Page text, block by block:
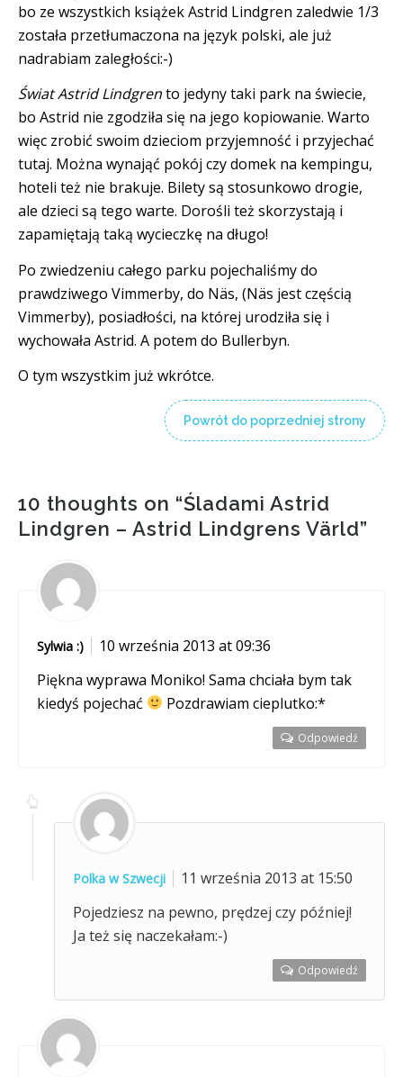
bo ze wszystkich książek Astrid Lindgren zaledwie 1/3
została przetłumaczona na język polski, ale już
nadrabiam zaległości:-)
Świat Astrid Lindgrento jedyny taki park na świecie,
bo Astrid nie zgodziła się na jego kopiowanie. Warto
więc zrobić swoim dzieciom przyjemność i przyjechać
tutaj. Można wynająć pokój czy domek na kempingu,
hoteli też nie brakuje. Bilety są stosunkowo drogie,
ale dzieci są tego warte. Dorośli też skorzystają i
zapamiętają taką wycieczkę na długo!
Po zwiedzeniu całego parku pojechaliśmy do
prawdziwego Vimmerby, do Näs, (Näs jest częścią
Vimmerby), posiadłości, na której urodziła się i
wychowała Astrid. A potem do Bullerbyn.
O tym wszystkim już wkrótce.
Powrót do poprzedniej strony
10 thoughts on “Śladami Astrid
Lindgren – Astrid Lindgrens Värld”
Sylwia :)
10 września 2013 at 09:36
Piękna wyprawa Moniko! Sama chciała bym tak
kiedyś pojechać
Pozdrawiam cieplutko:*
Odpowiedź
Polka w Szwecji
11 września 2013 at 15:50
Pojedziesz na pewno, prędzej czy później!
Ja też się naczekałam:-)
Odpowiedź